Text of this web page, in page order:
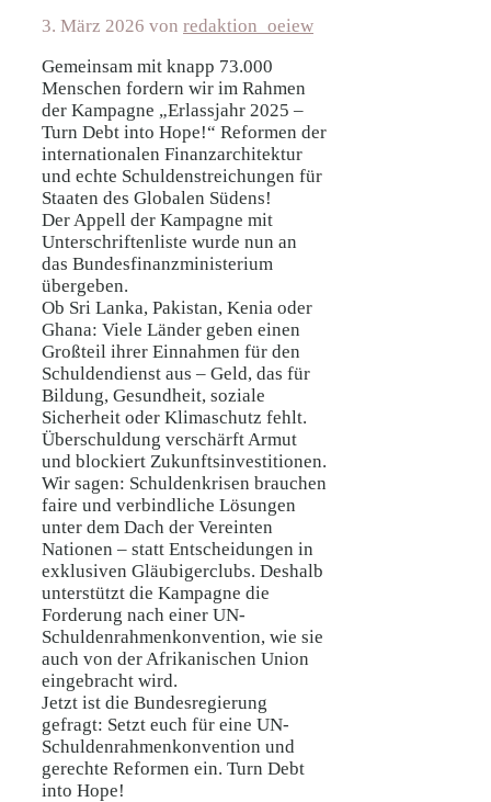
3. März 2026 von redaktion_oeiew
Gemeinsam mit knapp 73.000
Menschen fordern wir im Rahmen
der Kampagne „Erlassjahr 2025 –
Turn Debt into Hope!“ Reformen der
internationalen Finanzarchitektur
und echte Schuldenstreichungen für
Staaten des Globalen Südens!
Der Appell der Kampagne mit
Unterschriftenliste wurde nun an
das Bundesfinanzministerium
übergeben.
Ob Sri Lanka, Pakistan, Kenia oder
Ghana: Viele Länder geben einen
Großteil ihrer Einnahmen für den
Schuldendienst aus – Geld, das für
Bildung, Gesundheit, soziale
Sicherheit oder Klimaschutz fehlt.
Überschuldung verschärft Armut
und blockiert Zukunftsinvestitionen.
Wir sagen: Schuldenkrisen brauchen
faire und verbindliche Lösungen
unter dem Dach der Vereinten
Nationen – statt Entscheidungen in
exklusiven Gläubigerclubs. Deshalb
unterstützt die Kampagne die
Forderung nach einer UN-
Schuldenrahmenkonvention, wie sie
auch von der Afrikanischen Union
eingebracht wird.
Jetzt ist die Bundesregierung
gefragt: Setzt euch für eine UN-
Schuldenrahmenkonvention und
gerechte Reformen ein. Turn Debt
into Hope!